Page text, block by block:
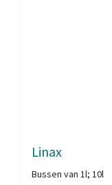
Linax
Bussen van 1l; 10l